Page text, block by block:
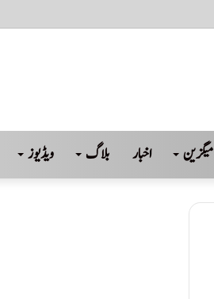
میگزین اخبار بلاگ ویڈیوز